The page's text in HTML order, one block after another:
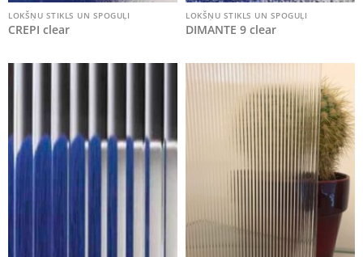
LOKŠŅU STIKLS UN SPOGUĻI
CREPI clear
LOKŠŅU STIKLS UN SPOGUĻI
DIMANTE 9 clear